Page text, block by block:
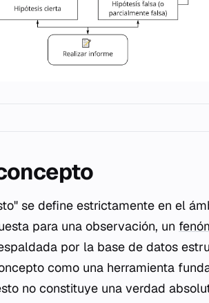
se define estrictamente en el
para una observación, un
por la base de datos
como una herramienta
no constituye una verdad